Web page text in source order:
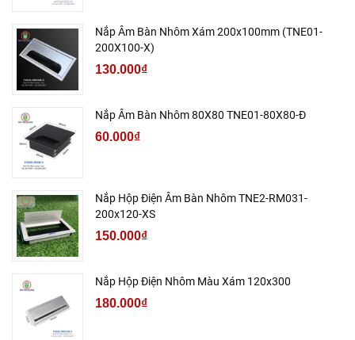
Nắp Âm Bàn Nhôm Xám 200x100mm (TNE01-
200X100-X)
130.000₫
Nắp Âm Bàn Nhôm 80X80 TNE01-80X80-Đ
60.000₫
Nắp Hộp Điện Âm Bàn Nhôm TNE2-RM031-
200x120-XS
150.000₫
Nắp Hộp Điện Nhôm Màu Xám 120x300
180.000₫